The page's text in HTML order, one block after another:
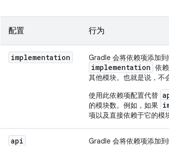
配置 行为
implementation Gradle 会将依赖项添加
implementation 依
其他模块。也就是说，不
使用此依赖项配置代替
的模块数。例如，如果
项以及直接依赖于它的模
api Gradle 会将依赖项添加